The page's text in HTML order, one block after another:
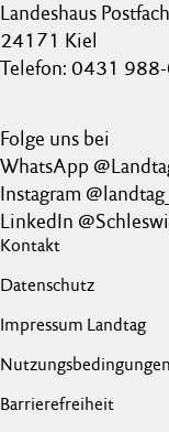
Landeshaus
24171 Kiel
Telefon: 0431
Folge uns bei
WhatsApp
Instagram
LinkedIn
Kontakt
Datenschutz
Impressum Landtag
Barrierefreiheit